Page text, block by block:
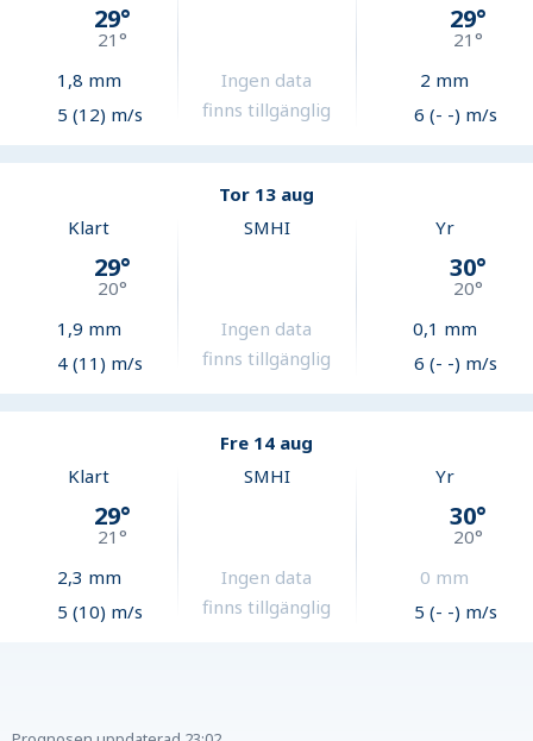
29°
21°
1,8 mm
5 (12) m/s
Ingen data
finns tillgänglig
29°
21°
2 mm
6 (- -) m/s
Tor 13 aug
Klart
29°
20°
1,9 mm
4 (11) m/s
SMHI
Ingen data
finns tillgänglig
Yr
30°
20°
0,1 mm
6 (- -) m/s
Fre 14 aug
Klart
29°
21°
2,3 mm
5 (10) m/s
SMHI
Ingen data
finns tillgänglig
Yr
30°
20°
0 mm
5 (- -) m/s